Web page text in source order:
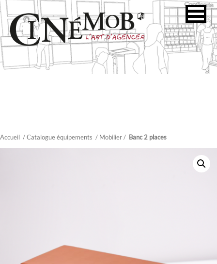
Accueil / Catalogue équipements / Mobilier/ Banc 2 places